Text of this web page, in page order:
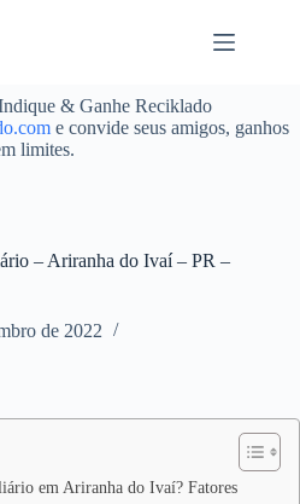
& Ganhe Reciklado
e convide seus amigos, ganhos
limites.
– Ariranha do Ivaí – PR –
de 2022
em Ariranha do Ivaí? Fatores